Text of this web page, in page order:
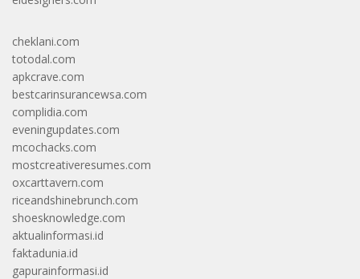
cheklani.com
totodal.com
apkcrave.com
bestcarinsurancewsa.com
complidia.com
eveningupdates.com
mcochacks.com
mostcreativeresumes.com
oxcarttavern.com
riceandshinebrunch.com
shoesknowledge.com
aktualinformasi.id
faktadunia.id
gapurainformasi.id